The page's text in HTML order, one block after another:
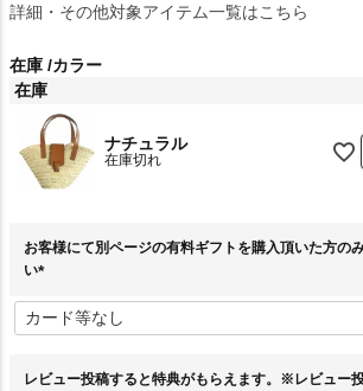
詳細・その他対象アイテム一覧はこちら
在庫 カラー
在庫
ナチュラル
在庫切れ
お客様にて別ページの有料ギフトを購入頂いた方の
い
必
須
レビュー投稿すると特典がもらえます。※レビュー